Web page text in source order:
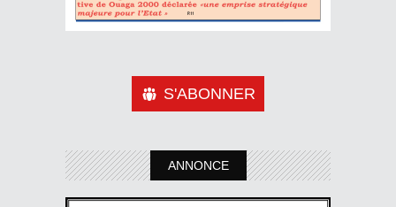
S'ABONNER
ANNONCE